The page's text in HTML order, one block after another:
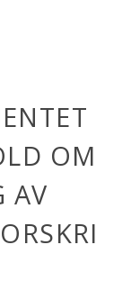
OM
AV